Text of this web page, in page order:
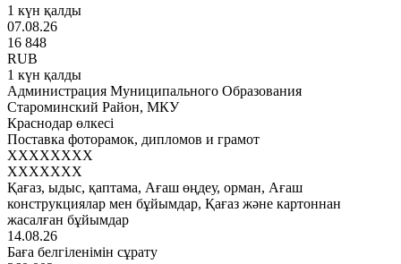
1 күн қалды
07.08.26
16 848
RUB
1 күн қалды
Администрация Муниципального Образования
Староминский Район, МКУ
Краснодар өлкесі
Поставка фоторамок, дипломов и грамот
XXXXXXXX
XXXXXXX
Қағаз, ыдыс, қаптама, Ағаш өңдеу, орман, Ағаш
конструкциялар мен бұйымдар, Қағаз және картоннан
жасалған бұйымдар
14.08.26
Баға белгіленімін сұрату